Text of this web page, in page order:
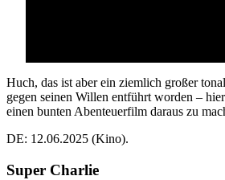
Huch, das ist aber ein ziemlich großer
gegen seinen Willen entführt worden –
einen bunten Abenteuerfilm daraus zu
DE: 12.06.2025 (Kino).
Super Charlie